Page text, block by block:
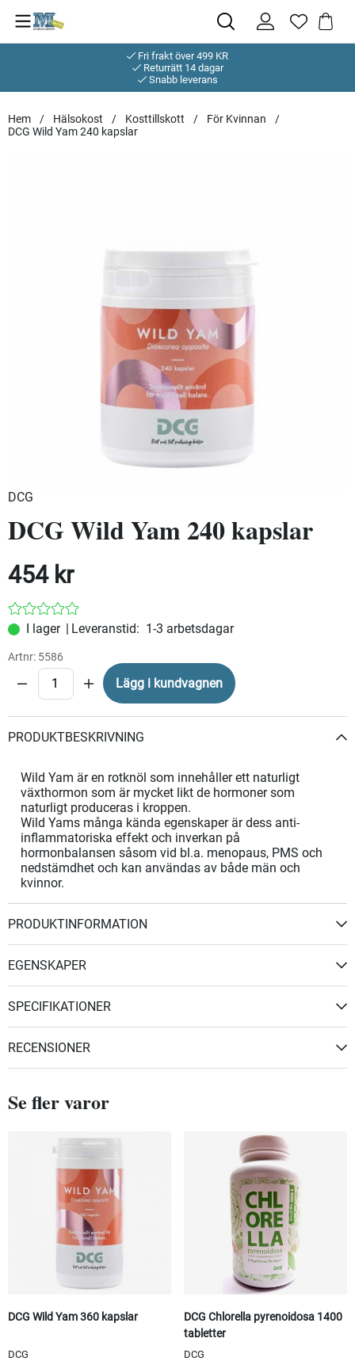
Fri frakt över 499 KR
Returrätt 14 dagar
Snabb leverans
Hem Hälsokost Kosttillskott
För Kvinnan
DCG Wild Yam 240 kapslar
DCG
DCG Wild Yam 240 kapslar
454kr
| Leveranstid: 1-3 arbetsdagar
Artnr: 5586
Lägg i kundvagnen
PRODUKTBESKRIVNING
Wild Yam är en rotknöl som innehåller ett naturligt
växthormon som är mycket likt de hormoner som
naturligt produceras i kroppen.
Wild Yams många kända egenskaper är dess anti-
inflammatoriska effekt och inverkan på
hormonbalansen såsom vid bl.a. menopaus, PMS och
nedstämdhet och kan användas av både män och
kvinnor.
PRODUKTINFORMATION
EGENSKAPER
SPECIFIKATIONER
RECENSIONER
Se fler varor
DCG Wild Yam 360 kapslar
DCG
DCG Chlorella pyrenoidosa 1400
tabletter
DCG